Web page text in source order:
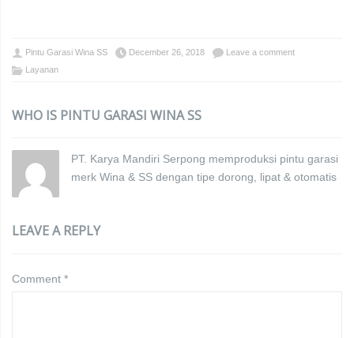
Pintu Garasi Wina SS December 26, 2018
Leave a comment
Layanan
WHO IS PINTU GARASI WINA SS
PT. Karya Mandiri Serpong memproduksi pintu garasi
merk Wina & SS dengan tipe dorong, lipat & otomatis
LEAVE A REPLY
Comment *